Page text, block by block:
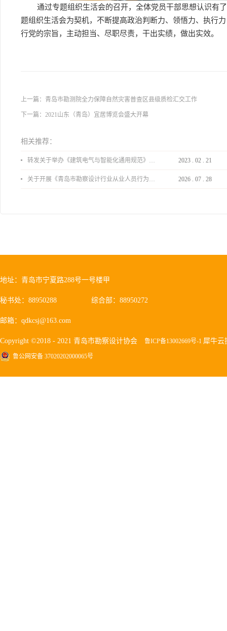
通过专题组织生活会的召开，全体党员干部思想认识有
题组织生活会为契机，不断提高政治判断力、领悟力、执行
行党的宗旨，主动担当、尽职尽责，干出实绩，做出实效。
上一篇： 青岛市勘测院全力保障自然灾害普查区县级质检汇交工作
下一篇： 2021山东（青岛）宜居博览会盛大开幕
相关推荐：
转发关于举办《建筑电气与智能化通用规范》 GB55024-2022公益宣贯的通知 2023 . 02 . 21
关于开展《青岛市勘察设计行业从业人员行为导则》、《青岛市住宅工程设计审查品质提升指引（2026版）》宣贯活动的通知 2026 . 07 . 28
地址：青岛市宁夏路288号一号楼甲
秘书处：88950288 综合部：88950272
邮箱：qdkcsj@163.com
Copyright ©2018 - 2021 青岛市勘察设计协会 鲁ICP备13002669号-1 犀牛云
鲁公网安备 37020202000065号